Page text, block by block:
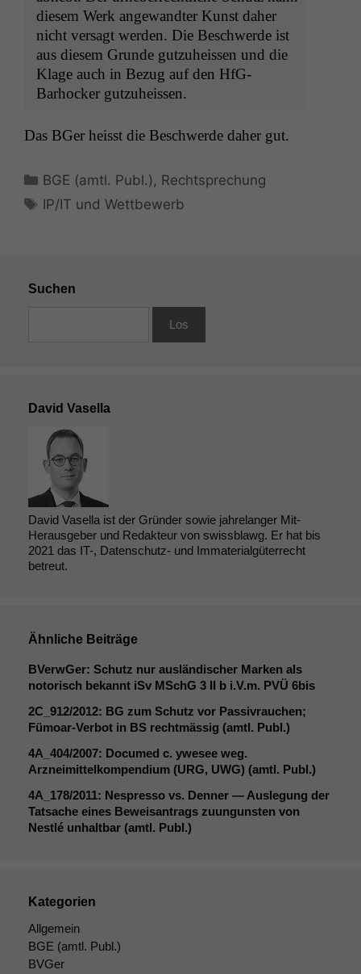
diesem Werk ange­wandter Kun­st daher
nicht ver­sagt wer­den. Die Beschw­erde ist
aus diesem Grunde gutzuheis­sen und die
Klage auch in Bezug auf den HfG-
Barhock­er gutzuheissen.
Das BGer heisst die Beschw­erde daher gut.
Kategorien
BGE (amtl. Publ.) , Rechtsprechung
Schlagwörter
IP/IT und Wettbewerb
Suchen
David Vasella
David Vasella ist der Gründer sowie jahrelanger Mit-
Herausgeber und Redakteur von swissblawg. Er hat bis
2021 das IT-, Datenschutz- und Immaterialgüterrecht
betreut.
Ähnliche Beiträge
BVerwGer: Schutz nur ausländischer Marken als
notorisch bekannt iSv MSchG 3 II b i.V.m. PVÜ 6bis
2C_912/2012: BG zum Schutz vor Passivrauchen;
Fümoar-Verbot in BS rechtmässig (amtl. Publ.)
4A_404/2007: Documed c. ywesee weg.
Arzneimittelkompendium (URG, UWG) (amtl. Publ.)
4A_178/2011: Nespresso vs. Denner — Auslegung der
Tatsache eines Beweisantrags zuungunsten von
Nestlé unhaltbar (amtl. Publ.)
Kategorien
Allgemein
BGE (amtl. Publ.)
BVGer
Notwendige
Cookies
Website
korrekt
werden kann.
Statistiken
Website zu
verbessern,